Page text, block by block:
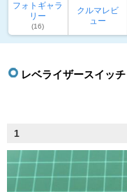
フォトギャラ
リー
(16)
クルマレビ
ュー
レベライザースイッ
1